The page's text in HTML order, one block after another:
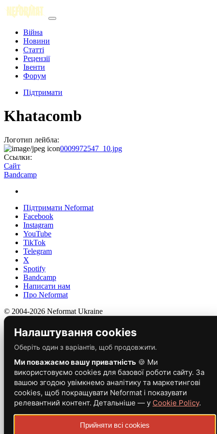
Війна
Новини
Статті
Рецензії
Івенти
Форум
Підтримати
Khatacomb
Логотип лейбла:
0009972547_10.jpg
Ссылки:
Сайт
Bandcamp
Підтримати Neformat
Facebook
Instagram
YouTube
TikTok
Telegram
X
Spotify
Bandcamp
Написати нам
Про Neformat
© 2004-2026 Neformat Ukraine
Налаштування cookies
Оберіть один з варіантів, щоб продовжити.
Ми поважаємо вашу приватність 🍪 Ми
використовуємо cookies для базової роботи сайту. За
вашою згодою увімкнемо аналітику та маркетингові
cookies, щоб покращувати Neformat і показувати
релевантний контент. Детальніше — у Cookie Policy.
Прийняти всі cookies